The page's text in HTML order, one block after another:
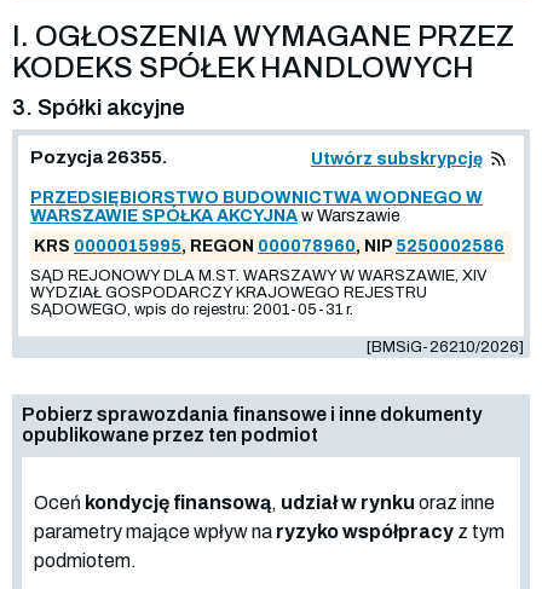
I. OGŁOSZENIA WYMAGANE PRZEZ
KODEKS SPÓŁEK HANDLOWYCH
3. Spółki akcyjne
Pozycja 26355. Utwórz subskrypcję
PRZEDSIĘBIORSTWO BUDOWNICTWA WODNEGO W
WARSZAWIE SPÓŁKA AKCYJNA w Warszawie
KRS 0000015995, REGON 000078960, NIP 5250002586
SĄD REJONOWY DLA M.ST. WARSZAWY W WARSZAWIE, XIV
WYDZIAŁ GOSPODARCZY KRAJOWEGO REJESTRU
SĄDOWEGO, wpis do rejestru: 2001-05-31 r.
[BMSiG-26210/2026]
Pobierz sprawozdania finansowe i inne dokumenty
opublikowane przez ten podmiot
Oceń kondycję finansową, udział w rynku oraz inne
parametry mające wpływ na ryzyko współpracy z tym
podmiotem.